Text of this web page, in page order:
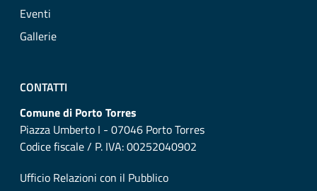
Eventi
Gallerie
CONTATTI
Comune di Porto Torres
Piazza Umberto I - 07046 Porto Torres
Codice fiscale / P. IVA: 00252040902
Ufficio Relazioni con il Pubblico